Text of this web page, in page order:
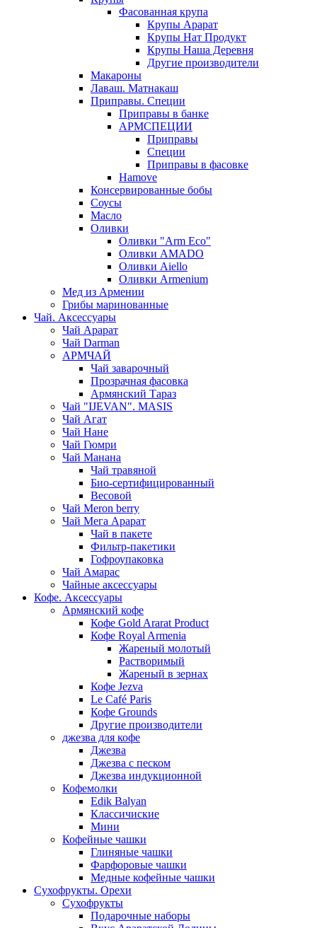
Фасованная крупа
Крупы Арарат
Крупы Нат Продукт
Крупы Наша Деревня
Другие производители
Макароны
Лаваш. Матнакаш
Приправы. Специи
Приправы в банке
АРМСПЕЦИИ
Приправы
Специи
Приправы в фасовке
Hamove
Консервированные бобы
Соусы
Масло
Оливки
Оливки "Arm Eco"
Оливки AMADO
Оливки Aiello
Оливки Armenium
Мед из Армении
Грибы маринованные
Чай. Аксессуары
Чай Арарат
Чай Darman
АРМЧАЙ
Чай заварочный
Прозрачная фасовка
Армянский Тараз
Чай "IJEVAN". MASIS
Чай Агат
Чай Нане
Чай Гюмри
Чай Манана
Чай травяной
Био-сертифицированный
Весовой
Чай Meron berry
Чай Мега Арарат
Чай в пакете
Фильтр-пакетики
Гофроупаковка
Чай Амарас
Чайные аксессуары
Кофе. Аксессуары
Армянский кофе
Кофе Gold Ararat Product
Кофе Royal Armenia
Жареный молотый
Растворимый
Жареный в зернах
Кофе Jezva
Le Café Paris
Кофе Grounds
Другие производители
джезва для кофе
Джезва
Джезва с песком
Джезва индукционной
Кофемолки
Edik Balyan
Классичиские
Мини
Кофейные чашки
Глиняные чашки
Фарфоровые чашки
Медные кофейные чашки
Сухофрукты. Орехи
Сухофрукты
Подарочные наборы